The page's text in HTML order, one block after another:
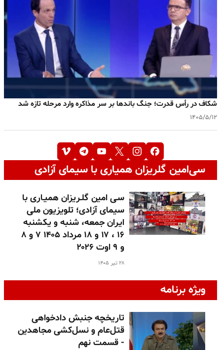
شکاف در رأس قدرت؛ جنگ باندها بر سر مذاکره وارد مرحله تازه شد
۱۴۰۵/۵/۱۲
سی‌امین گلریزان همیاری با سیمای آزادی
سـی امین گلـریزان همیـاری با
سیمای آزادی؛ تلویزیون ملی
ایران جمعه، شنبه و یکشنبه
۱۶ ، ۱۷ و ۱۸ مرداد ۱۴۰۵ ۷ و ۸
و ۹ اوت ۲۰۲۶
۲۸ تیر ۱۴۰۵
ویژه برنامه
تاریخچه جنبش دادخواهی
قتل‌عام و نسل‌کشی مجاهدین
- قسمت نهم